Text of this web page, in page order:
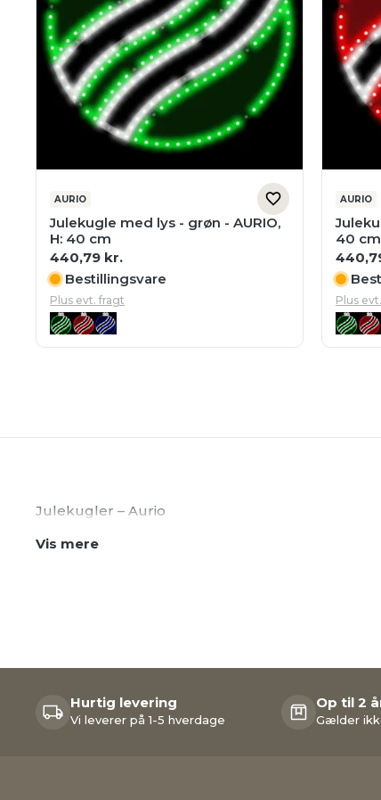
AURIO
Julekugle med lys - grøn - AURIO,
H: 40 cm
440,79 kr.
Bestillingsvare
Plus evt. fragt
AURIO
40 cm
Plus
Julekugler – Aurio
Vis mere
Hurtig levering
Vi leverer på 1-5 hverdage
Op til 2
Gælder